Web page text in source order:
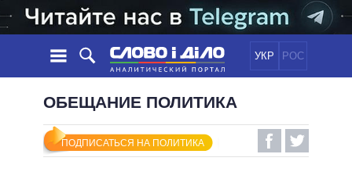
УКР РОС
НОВОСТИ
ЛЕНТА
СОБЫТИЯ
ПОЛИТИКА
ЭКОНОМИКА
ОБЕЩАНИЯ
ОБЕЩАНИЕ ПОЛИТИКА
ПОДПИСАТЬСЯ НА ПОЛИТИКА